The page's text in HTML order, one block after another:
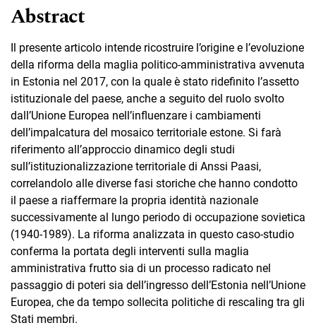
Abstract
Il presente articolo intende ricostruire l’origine e l’evoluzione
della riforma della maglia politico-amministrativa avvenuta
in Estonia nel 2017, con la quale è stato ridefinito l’assetto
istituzionale del paese, anche a seguito del ruolo svolto
dall’Unione Europea nell’influenzare i cambiamenti
dell’impalcatura del mosaico territoriale estone. Si farà
riferimento all’approccio dinamico degli studi
sull’istituzionalizzazione territoriale di Anssi Paasi,
correlandolo alle diverse fasi storiche che hanno condotto
il paese a riaffermare la propria identità nazionale
successivamente al lungo periodo di occupazione sovietica
(1940-1989). La riforma analizzata in questo caso-studio
conferma la portata degli interventi sulla maglia
amministrativa frutto sia di un processo radicato nel
passaggio di poteri sia dell’ingresso dell’Estonia nell’Unione
Europea, che da tempo sollecita politiche di rescaling tra gli
Stati membri.